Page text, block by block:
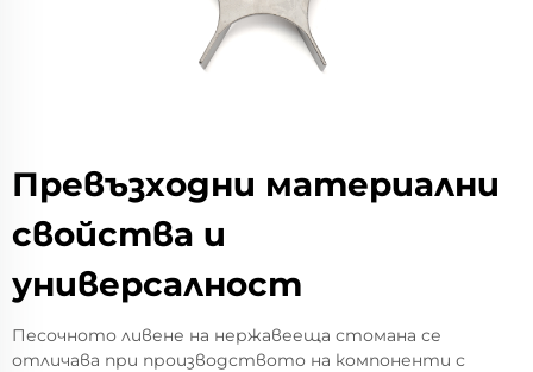
Превъзходни материални
свойства и
универсалност
Песочното ливене на нержавееща стомана се
отличава при производството на компоненти с